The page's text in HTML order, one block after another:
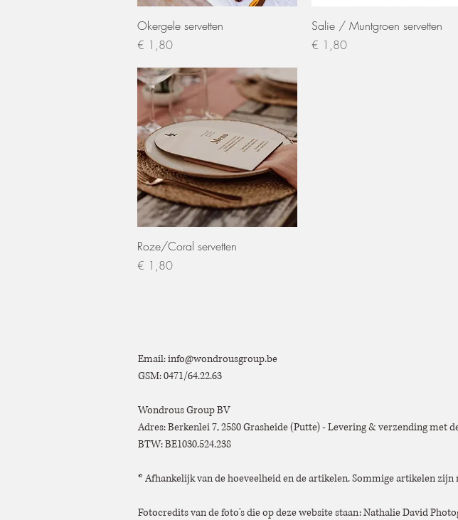
Snel overzicht
Okergele servetten
Prijs
€ 1,80
Snel overzicht
Salie / Muntgroen servetten
Prijs
€ 1,80
Snel overzicht
Roze/Coral servetten
Prijs
€ 1,80
Email:info@wondrousgroup.be
GSM: 0471/64.22.63
Wondrous Group BV
Adres: Berkenlei 7, 2580 Grasheide (Putte) - Levering & verzending met
BTW: BE1030.524.238
* Afhankelijk van de hoeveelheid en de artikelen. Sommige artikelen
Fotocredits van de foto's die op deze website staan: Nathalie David